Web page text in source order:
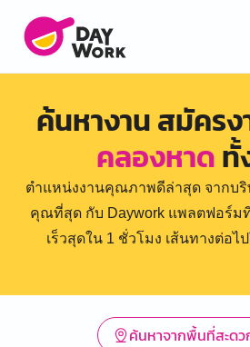
ค้นหางาน สมัครง
คลองหาดทั้
ตำแหน่งงานคุณภาพดีล่าสุด จากบ
คุณที่สุด กับ Daywork แพลตฟอร์ม
เร็วสุดใน 1 ชั่วโมง เส้นทางต่อ
ค้นหาจากพื้นที่สะดว